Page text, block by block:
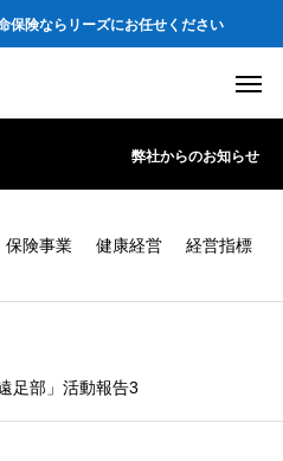
保険ならリーズにお任せください
弊社からのお知らせ
保険事業 健康経営 経営指標
足部」活動報告3